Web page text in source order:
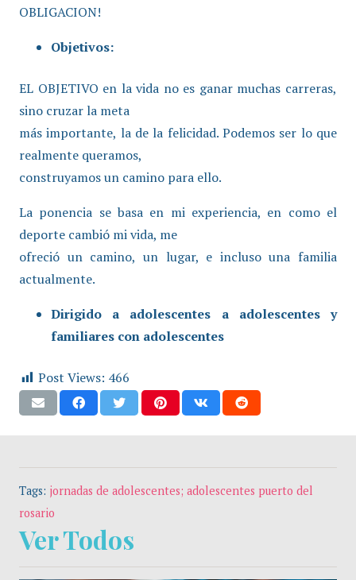
OBLIGACION!
Objetivos:
EL OBJETIVO en la vida no es ganar muchas carreras,
sino cruzar la meta
más importante, la de la felicidad. Podemos ser lo que
realmente queramos,
construyamos un camino para ello.
La ponencia se basa en mi experiencia, en como el
deporte cambió mi vida, me
ofreció un camino, un lugar, e incluso una familia
actualmente.
Dirigido a adolescentes a adolescentes y
familiares con adolescentes
Post Views: 466
Tags: jornadas de adolescentes; adolescentes puerto del
rosario
Ver Todos